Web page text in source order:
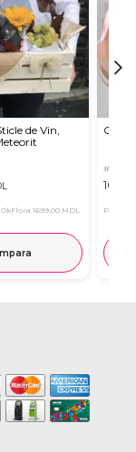
de Vin,
1699,00 MDL
#3266
Pret in